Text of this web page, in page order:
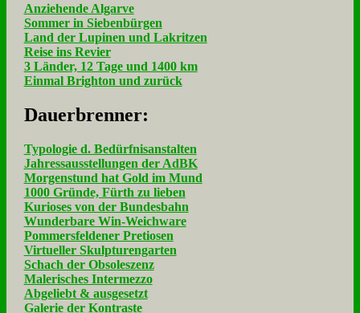
Anziehende Algarve
Sommer in Siebenbürgen
Land der Lupinen und Lakritzen
Reise ins Revier
3 Länder, 12 Tage und 1400 km
Einmal Brighton und zurück
Dau­er­bren­ner:
Typologie d. Bedürfnisanstalten
Jahressausstellungen der AdBK
Morgenstund hat Gold im Mund
1000 Gründe, Fürth zu lieben
Kurioses von der Bundesbahn
Wunderbare Win-Weichware
Pommersfeldener Pretiosen
Virtueller Skulpturengarten
Schach der Obsoleszenz
Malerisches Intermezzo
Abgeliebt & ausgesetzt
Galerie der Kontraste